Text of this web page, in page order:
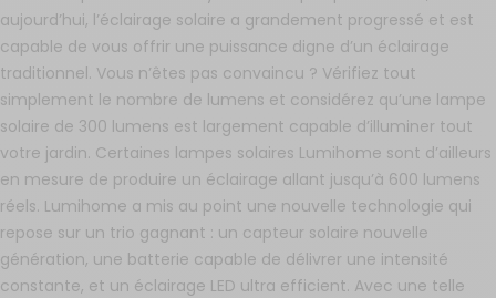
aujourd’hui, l’éclairage solaire a grandement progressé et est
capable de vous offrir une puissance digne d’un éclairage
traditionnel. Vous n’êtes pas convaincu ? Vérifiez tout
simplement le nombre de lumens et considérez qu’une lampe
solaire de 300 lumens est largement capable d’illuminer tout
votre jardin. Certaines lampes solaires Lumihome sont d’ailleurs
en mesure de produire un éclairage allant jusqu’à 600 lumens
réels. Lumihome a mis au point une nouvelle technologie qui
repose sur un trio gagnant : un capteur solaire nouvelle
génération, une batterie capable de délivrer une intensité
constante, et un éclairage LED ultra efficient. Avec une telle